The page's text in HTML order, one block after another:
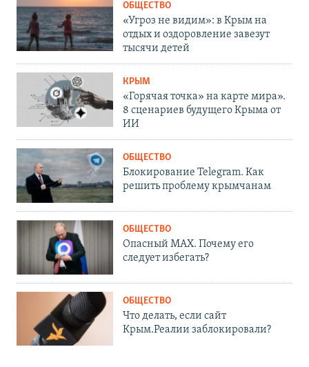
ОБЩЕСТВО
«Угроз не видим»: в Крым на
отдых и оздоровление завезут
тысячи детей
КРЫМ
«Горячая точка» на карте мира».
8 сценариев будущего Крыма от
ИИ
ОБЩЕСТВО
Блокирование Telegram. Как
решить проблему крымчанам
ОБЩЕСТВО
Опасный MAX. Почему его
следует избегать?
ОБЩЕСТВО
Что делать, если сайт
Крым.Реалии заблокировали?